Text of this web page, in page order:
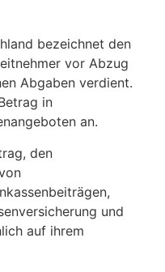
bezeichnet den
vor Abzug
Abgaben verdient.
in
an.
den
und
auf ihrem